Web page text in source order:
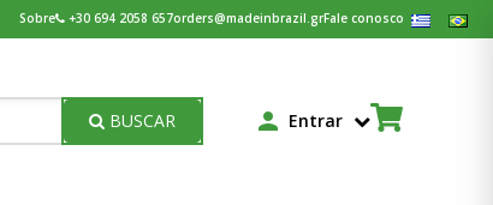
Sobre +30 694 2058 657orders@madeinbrazil.grFale conosco
BUSCAR Entrar